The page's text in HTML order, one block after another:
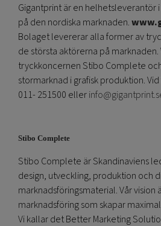
Gigantprint är en helhetsleverantör
på den nordiska marknaden.
Bolaget levererar alla former av
de största aktörerna på marknaden.
tryckkoncernen Stibo Complete
stormarknad i grafisk produktion.
011- 251500 eller
Stibo Complete
Stibo Complete är Skandinaviens
design, utveckling, produktion och
marknadsföringsmaterial. Vår vision
marknadsföring som skapar
Vi kallar det Better Marketing